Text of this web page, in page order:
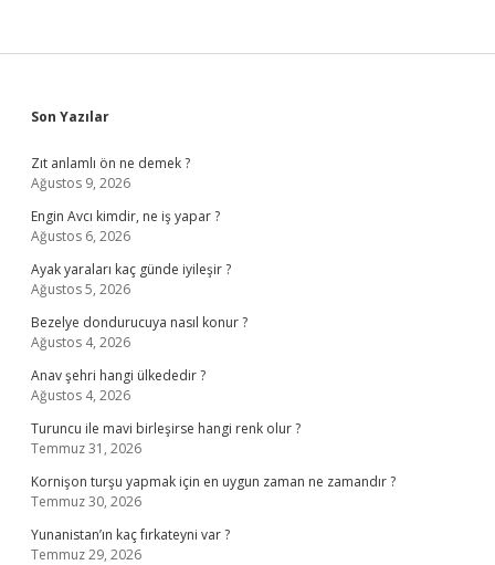
Sidebar
Son Yazılar
Zıt anlamlı ön ne demek ?
Ağustos 9, 2026
Engin Avcı kimdir, ne iş yapar ?
Ağustos 6, 2026
Ayak yaraları kaç günde iyileşir ?
Ağustos 5, 2026
Bezelye dondurucuya nasıl konur ?
Ağustos 4, 2026
Anav şehri hangi ülkededir ?
Ağustos 4, 2026
Turuncu ile mavi birleşirse hangi renk olur ?
Temmuz 31, 2026
Kornişon turşu yapmak için en uygun zaman ne zamandır ?
Temmuz 30, 2026
Yunanistan’ın kaç fırkateyni var ?
Temmuz 29, 2026